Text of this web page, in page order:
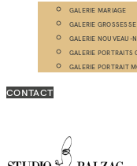
GALERIE MARIAGE
GALERIE GROSSESSE
GALERIE NOUVEAU-
GALERIE PORTRAITS
GALERIE PORTRAIT
CONTACT